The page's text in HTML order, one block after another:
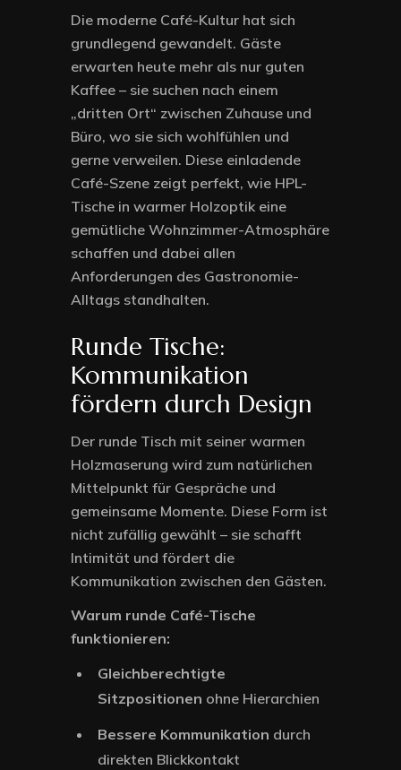
Die moderne Café-Kultur hat sich
grundlegend gewandelt. Gäste
erwarten heute mehr als nur guten
Kaffee – sie suchen nach einem
„dritten Ort“ zwischen Zuhause und
Büro, wo sie sich wohlfühlen und
gerne verweilen. Diese einladende
Café-Szene zeigt perfekt, wie HPL-
Tische in warmer Holzoptik eine
gemütliche Wohnzimmer-Atmosphäre
schaffen und dabei allen
Anforderungen des Gastronomie-
Alltags standhalten.
Runde Tische:
Kommunikation
fördern durch Design
Der runde Tisch mit seiner warmen
Holzmaserung wird zum natürlichen
Mittelpunkt für Gespräche und
gemeinsame Momente. Diese Form ist
nicht zufällig gewählt – sie schafft
Intimität und fördert die
Kommunikation zwischen den Gästen.
Warum runde Café-Tische
funktionieren:
Gleichberechtigte
Sitzpositionen ohne Hierarchien
Bessere Kommunikation durch
direkten Blickkontakt